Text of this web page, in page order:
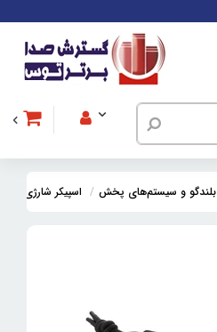
بلندگو و سیستم‌های پخش اسپیکر شارژی